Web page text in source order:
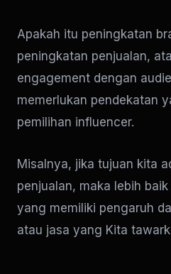
Apakah itu peningkatan
peningkatan penjualan,
engagement dengan
memerlukan pendekatan
pemilihan influencer.
Misalnya, jika tujuan kita
penjualan, maka lebih
yang memiliki pengaruh
atau jasa yang Kita